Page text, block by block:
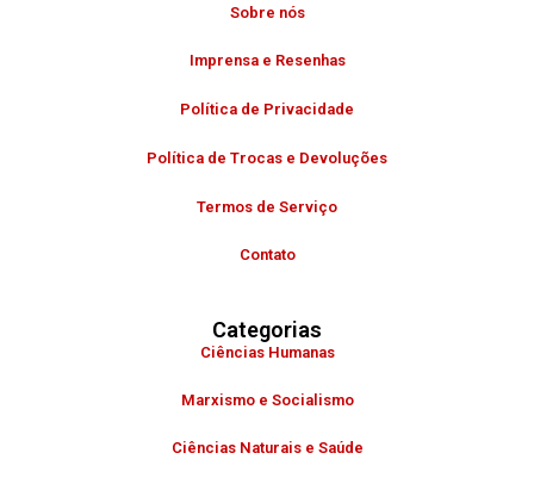
Sobre nós
Imprensa e Resenhas
Política de Privacidade
Política de Trocas e Devoluções
Termos de Serviço
Contato
Categorias
Ciências Humanas
Marxismo e Socialismo
Ciências Naturais e Saúde